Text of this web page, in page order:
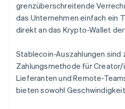
grenzüberschreitende
das Unternehmen einfach ein
direkt an das Krypto-Wallet
Stablecoin-Auszahlungen sind
Zahlungsmethode für Creator/
Lieferanten und Remote-
bieten sowohl